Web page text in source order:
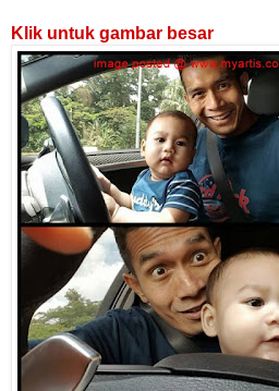
Klik untuk gambar besar